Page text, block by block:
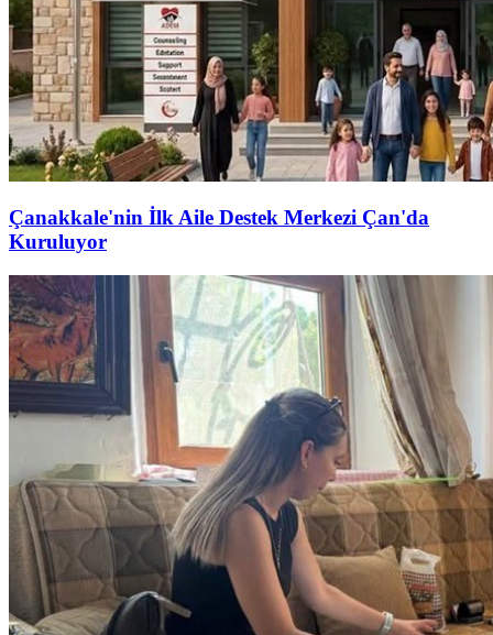
Çanakkale'nin İlk Aile Destek Merkezi Çan'da
Kuruluyor